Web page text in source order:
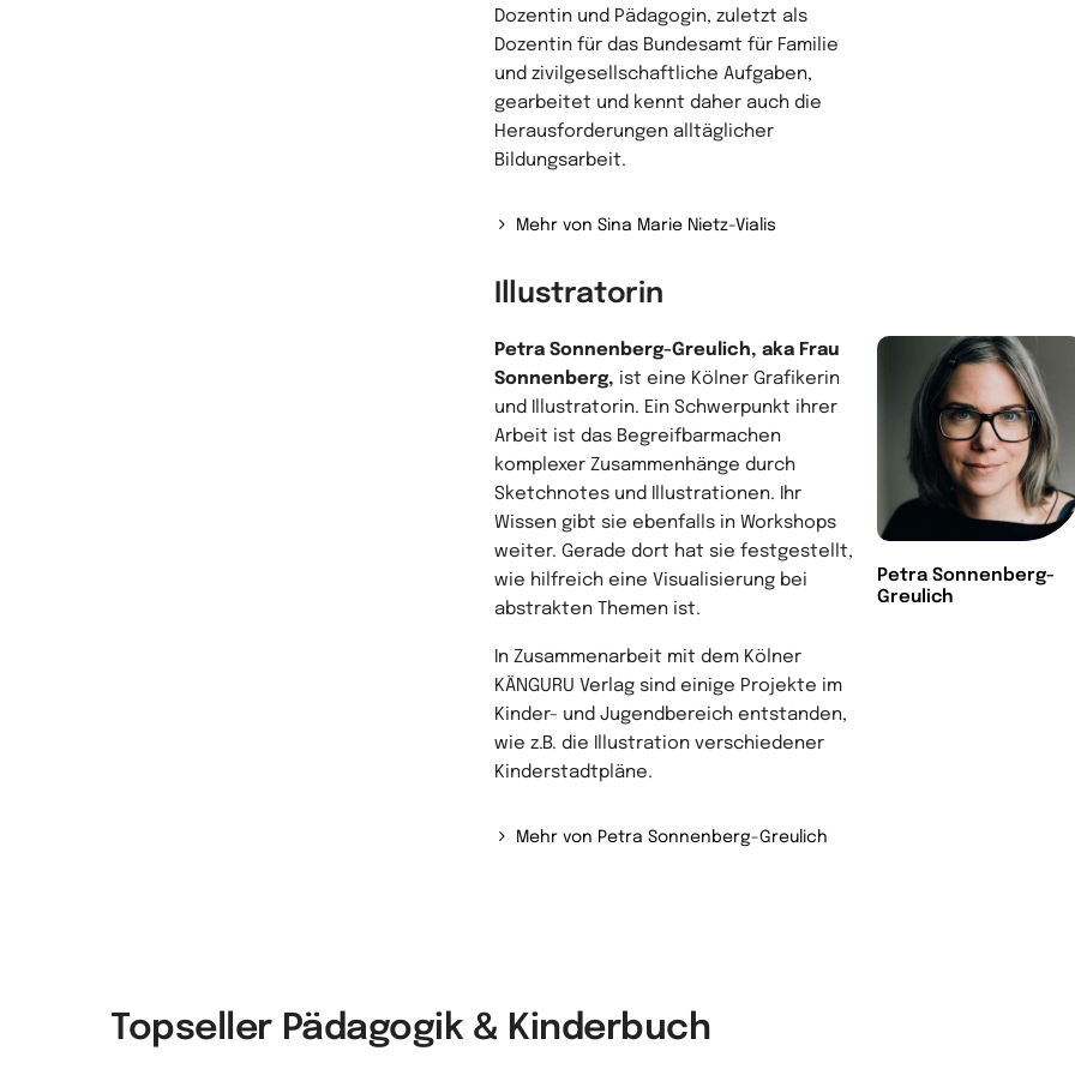
Dozentin und Pädagogin, zuletzt als
Dozentin für das Bundesamt für Familie
und zivilgesellschaftliche Aufgaben,
gearbeitet und kennt daher auch die
Herausforderungen alltäglicher
Bildungsarbeit.
Mehr von Sina Marie Nietz-Vialis
Illustratorin
Petra Sonnenberg-
Greulich
Petra Sonnenberg-Greulich, aka Frau
Sonnenberg, ist eine Kölner Grafikerin
und Illustratorin. Ein Schwerpunkt ihrer
Arbeit ist das Begreifbarmachen
komplexer Zusammenhänge durch
Sketchnotes und Illustrationen. Ihr
Wissen gibt sie ebenfalls in Workshops
weiter. Gerade dort hat sie festgestellt,
wie hilfreich eine Visualisierung bei
abstrakten Themen ist.
In Zusammenarbeit mit dem Kölner
KÄNGURU Verlag sind einige Projekte im
Kinder- und Jugendbereich entstanden,
wie z.B. die Illustration verschiedener
Kinderstadtpläne.
Mehr von Petra Sonnenberg-Greulich
Topseller Pädagogik & Kinderbuch